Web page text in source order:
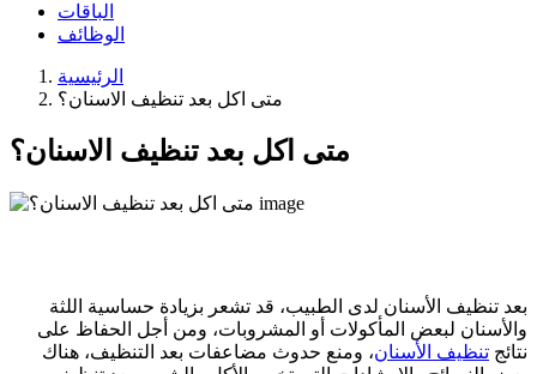
الباقات
الوظائف
الرئيسية
متى اكل بعد تنظيف الاسنان؟
متى اكل بعد تنظيف الاسنان؟
بعد تنظيف الأسنان لدى الطبيب، قد تشعر بزيادة حساسية اللثة
والأسنان لبعض المأكولات أو المشروبات، ومن أجل الحفاظ على
نتائج تنظيف الأسنان، ومنع حدوث مضاعفات بعد التنظيف، هناك